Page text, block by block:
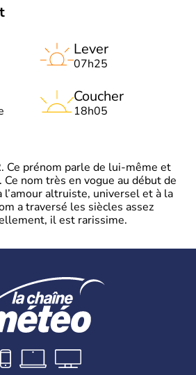
Lever
07h25
Coucher
18h05
Ce prénom parle de lui-même et
nom très en vogue au début de
altruiste, universel et à la
a traversé les siècles assez
il est rarissime.